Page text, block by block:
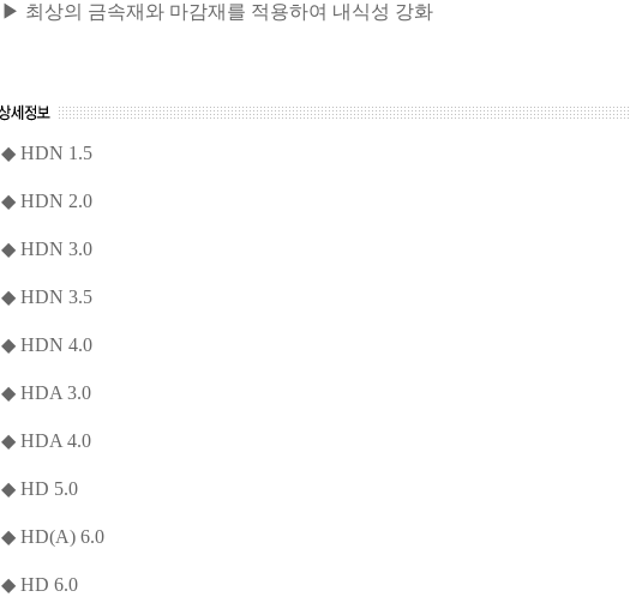
▶ 최상의 금속재와 마감재를 적용하여 내식성 강화
◆ HDN 1.5
◆ HDN 2.0
◆ HDN 3.0
◆ HDN 3.5
◆ HDN 4.0
◆ HDA 3.0
◆ HDA 4.0
◆ HD 5.0
◆ HD(A) 6.0
◆ HD 6.0